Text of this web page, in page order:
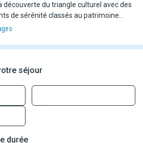
découverte du triangle culturel avec des
de sérénité classés au patrimoine
entre rizières et
combiné est disponible en plusieurs
inclut le circuit de 3 nuits suivi d'un
Heritance Ahungalla.
séjour
durée